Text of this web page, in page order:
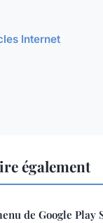
Internet
également
de Google Play